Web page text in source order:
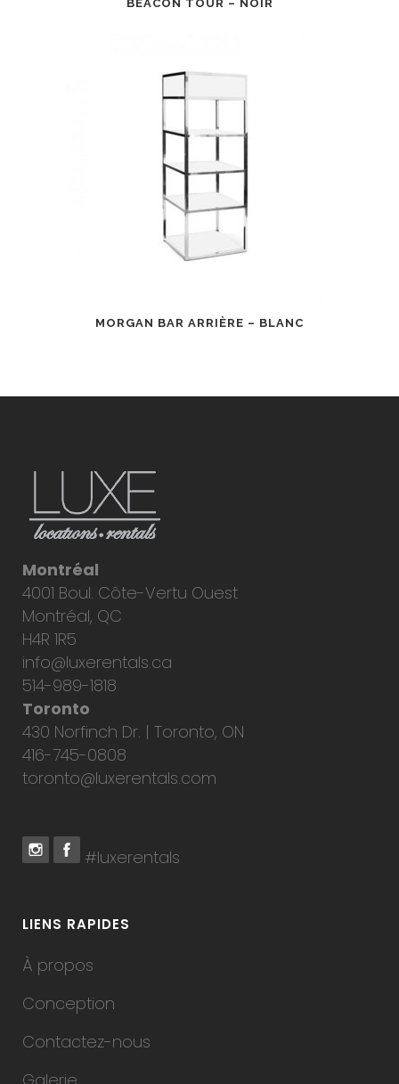
BEACON TOUR – NOIR
MORGAN BAR ARRIÈRE – BLANC
Montréal
4001 Boul. Côte-Vertu Ouest
Montréal, QC
H4R 1R5
info@luxerentals.ca
514-989-1818
Toronto
430 Norfinch Dr. | Toronto, ON
416-745-0808
toronto@luxerentals.com
#luxerentals
LIENS RAPIDES
À propos
Conception
Contactez-nous